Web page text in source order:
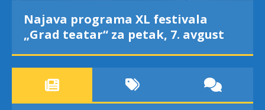
Najava programa XL festivala
„Grad teatar“ za petak, 7. avgust